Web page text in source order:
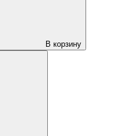
В корзину